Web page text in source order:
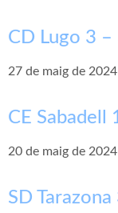
CD Lugo 3 –
27 de maig de 2024
CE Sabadell
20 de maig de 2024
SD Tarazona